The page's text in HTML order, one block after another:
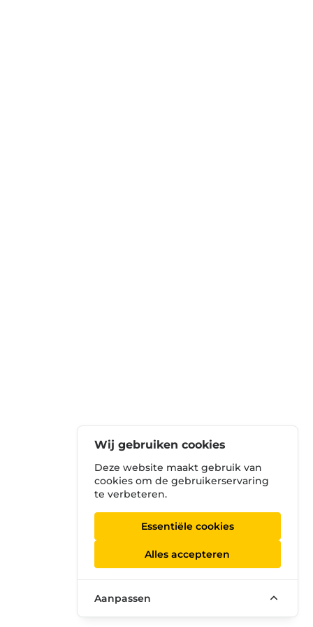
Wij gebruiken cookies
Deze website maakt gebruik van
cookies om de gebruikerservaring
te verbeteren.
Essentiële cookies
Alles accepteren
Aanpassen